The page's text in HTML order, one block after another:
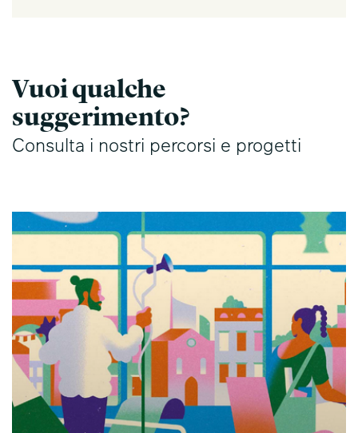
Vuoi qualche
suggerimento?
Consulta i nostri percorsi e progetti